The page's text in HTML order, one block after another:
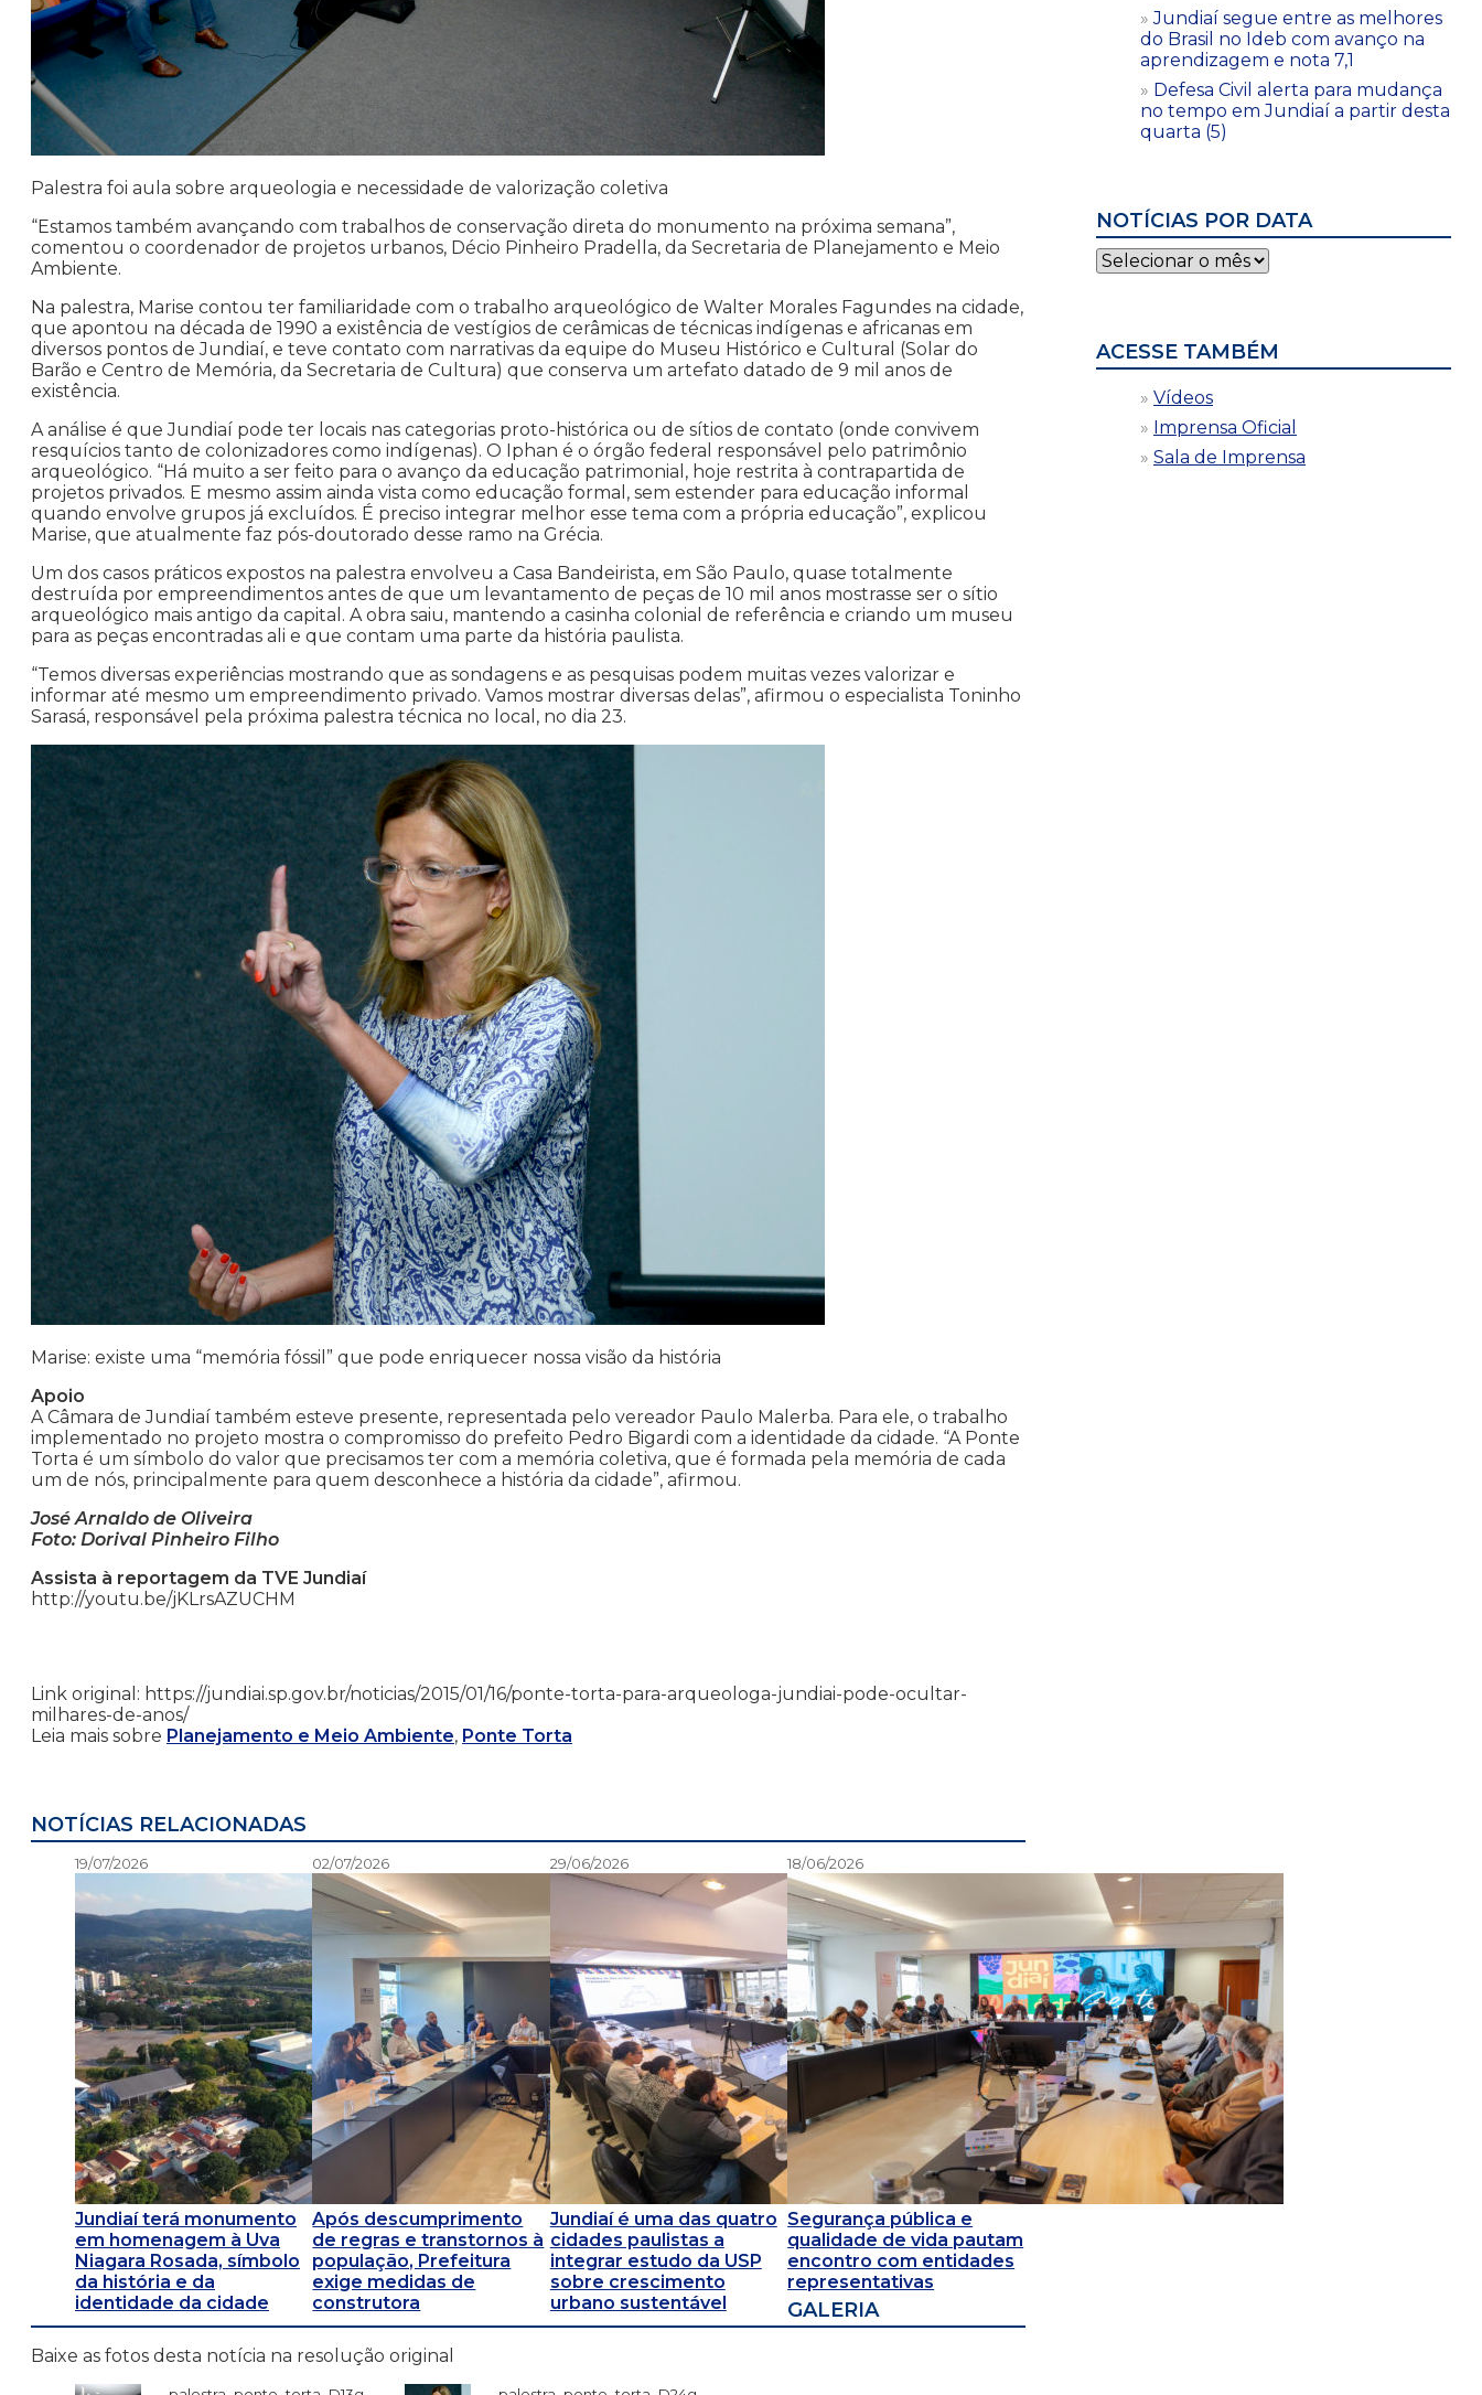
Palestra foi aula sobre arqueologia e necessidade de valorização coletiva
“Estamos também avançando com trabalhos de conservação direta do monumento na próxima semana”,
comentou o coordenador de projetos urbanos, Décio Pinheiro Pradella, da Secretaria de Planejamento e Meio
Ambiente.
Na palestra, Marise contou ter familiaridade com o trabalho arqueológico de Walter Morales Fagundes na cidade,
que apontou na década de 1990 a existência de vestígios de cerâmicas de técnicas indígenas e africanas em
diversos pontos de Jundiaí, e teve contato com narrativas da equipe do Museu Histórico e Cultural (Solar do
Barão e Centro de Memória, da Secretaria de Cultura) que conserva um artefato datado de 9 mil anos de
existência.
A análise é que Jundiaí pode ter locais nas categorias proto-histórica ou de sítios de contato (onde convivem
resquícios tanto de colonizadores como indígenas). O Iphan é o órgão federal responsável pelo patrimônio
arqueológico. “Há muito a ser feito para o avanço da educação patrimonial, hoje restrita à contrapartida de
projetos privados. E mesmo assim ainda vista como educação formal, sem estender para educação informal
quando envolve grupos já excluídos. É preciso integrar melhor esse tema com a própria educação”, explicou
Marise, que atualmente faz pós-doutorado desse ramo na Grécia.
Um dos casos práticos expostos na palestra envolveu a Casa Bandeirista, em São Paulo, quase totalmente
destruída por empreendimentos antes de que um levantamento de peças de 10 mil anos mostrasse ser o sítio
arqueológico mais antigo da capital. A obra saiu, mantendo a casinha colonial de referência e criando um museu
para as peças encontradas ali e que contam uma parte da história paulista.
“Temos diversas experiências mostrando que as sondagens e as pesquisas podem muitas vezes valorizar e
informar até mesmo um empreendimento privado. Vamos mostrar diversas delas”, afirmou o especialista Toninho
Sarasá, responsável pela próxima palestra técnica no local, no dia 23.
Marise: existe uma “memória fóssil” que pode enriquecer nossa visão da história
Apoio
A Câmara de Jundiaí também esteve presente, representada pelo vereador Paulo Malerba. Para ele, o trabalho
implementado no projeto mostra o compromisso do prefeito Pedro Bigardi com a identidade da cidade. “A Ponte
Torta é um símbolo do valor que precisamos ter com a memória coletiva, que é formada pela memória de cada
um de nós, principalmente para quem desconhece a história da cidade”, afirmou.
José Arnaldo de Oliveira
Foto: Dorival Pinheiro Filho
Assista à reportagem da TVE Jundiaí
http://youtu.be/jKLrsAZUCHM
Link original: https://jundiai.sp.gov.br/noticias/2015/01/16/ponte-torta-para-arqueologa-jundiai-pode-ocultar-
milhares-de-anos/
Leia mais sobre Planejamento e Meio Ambiente, Ponte Torta
NOTÍCIAS RELACIONADAS
19/07/2026
Jundiaí terá monumento
em homenagem à Uva
Niagara Rosada, símbolo
da história e da
identidade da cidade
02/07/2026
Após descumprimento
de regras e transtornos à
população, Prefeitura
exige medidas de
construtora
29/06/2026
Jundiaí é uma das quatro
cidades paulistas a
integrar estudo da USP
sobre crescimento
urbano sustentável
18/06/2026
Segurança pública e
qualidade de vida pautam
encontro com entidades
representativas
GALERIA
Baixe as fotos desta notícia na resolução original
Jundiaí segue entre as melhores
do Brasil no Ideb com avanço na
aprendizagem e nota 7,1
Defesa Civil alerta para mudança
no tempo em Jundiaí a partir desta
quarta (5)
NOTÍCIAS POR DATA
Notícias
por
ACESSE TAMBÉM
Vídeos
Imprensa Oficial
Sala de Imprensa